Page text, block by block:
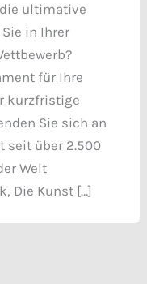
ultimative
in Ihrer
für Ihre
kurzfristige
Sie sich an
seit über 2.500
Welt
Die Kunst […]